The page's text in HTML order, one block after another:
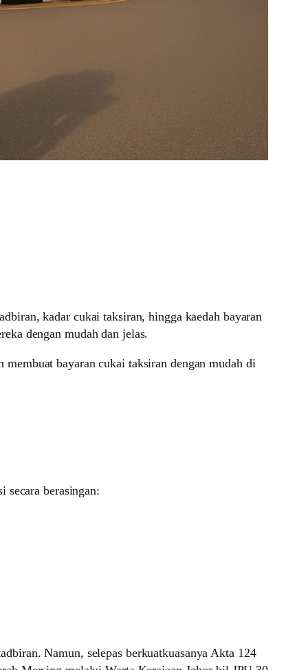
kadar cukai taksiran, hingga kaedah bayaran
dengan mudah dan jelas.
membuat bayaran cukai taksiran dengan mudah di
secara berasingan:
Namun, selepas berkuatkuasanya Akta 124